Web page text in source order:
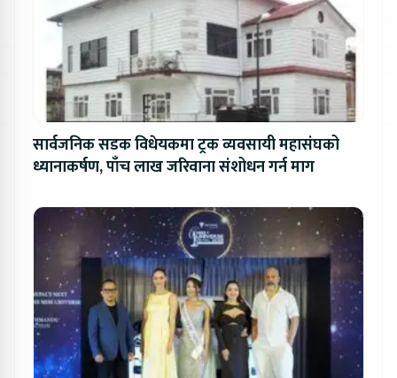
सार्वजनिक सडक विधेयकमा ट्रक व्यवसायी महासंघको
ध्यानाकर्षण, पाँच लाख जरिवाना संशोधन गर्न माग